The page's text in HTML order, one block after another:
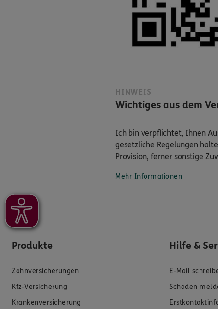
HINWEIS
Wichtiges aus dem
Ich bin verpflichtet, Ihnen
gesetzliche Regelungen
Provision, ferner sonstige
Mehr Informationen
Produkte
Zahnversicherungen
Kfz-Versicherung
Krankenversicherung
Hilfe &
E-Mail
Schaden